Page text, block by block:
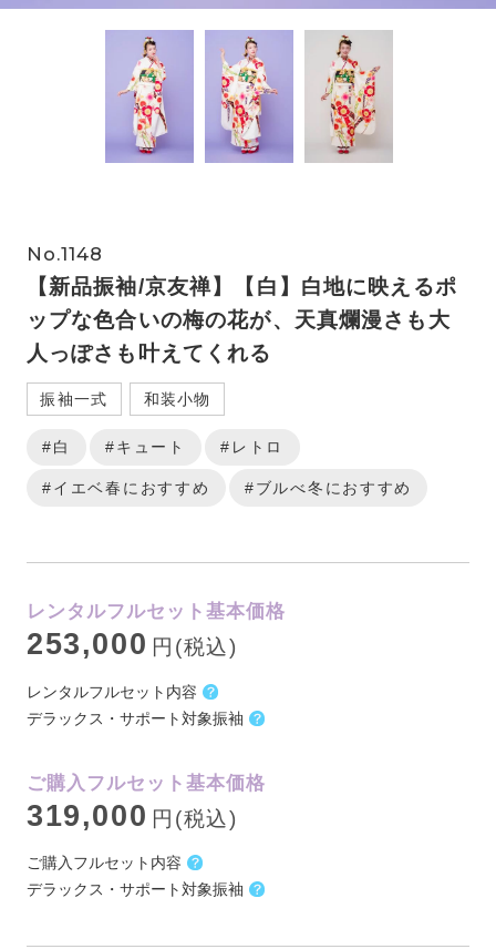
No.1148
【新品振袖/京友禅】【白】白地に映えるポ
ップな色合いの梅の花が、天真爛漫さも大
人っぽさも叶えてくれる
振袖一式 和装小物
#白 #キュート #レトロ
#イエベ春におすすめ #ブルべ冬におすすめ
レンタルフルセット基本価格
253,000 円(税込)
レンタルフルセット内容
デラックス・サポート対象振袖
ご購入フルセット基本価格
319,000 円(税込)
ご購入フルセット内容
デラックス・サポート対象振袖